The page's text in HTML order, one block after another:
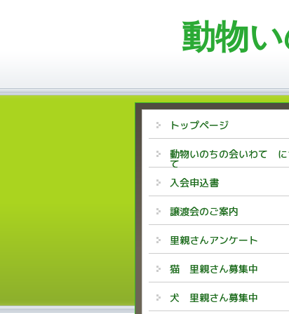
動物
トップページ
動物いのちの会いわて に
て
入会申込書
譲渡会のご案内
里親さんアンケート
猫 里親さん募集中
犬 里親さん募集中